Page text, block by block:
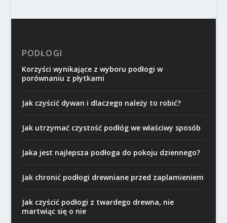
PODŁOGI
Korzyści wynikające z wyboru podłogi w
porównaniu z płytkami
Jak czyścić dywan i dlaczego należy to robić?
Jak utrzymać czystość podłóg we właściwy sposób
Jaka jest najlepsza podłoga do pokoju dziennego?
Jak chronić podłogi drewniane przed zaplamieniem
Jak czyścić podłogi z twardego drewna, nie
martwiąc się o nie